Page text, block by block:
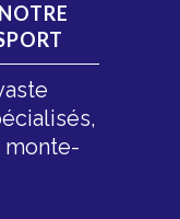
monte-